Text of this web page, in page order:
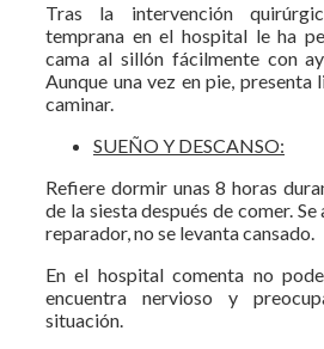
Tras la intervención
temprana en el hospital le ha
cama al sillón fácilmente con
Aunque una vez en pie,
caminar.
SUEÑO Y DESCANSO:
Refiere dormir unas 8 horas
de la siesta después de comer. Se
reparador, no se levanta cansado.
En el hospital comenta no
encuentra nervioso y
situación.